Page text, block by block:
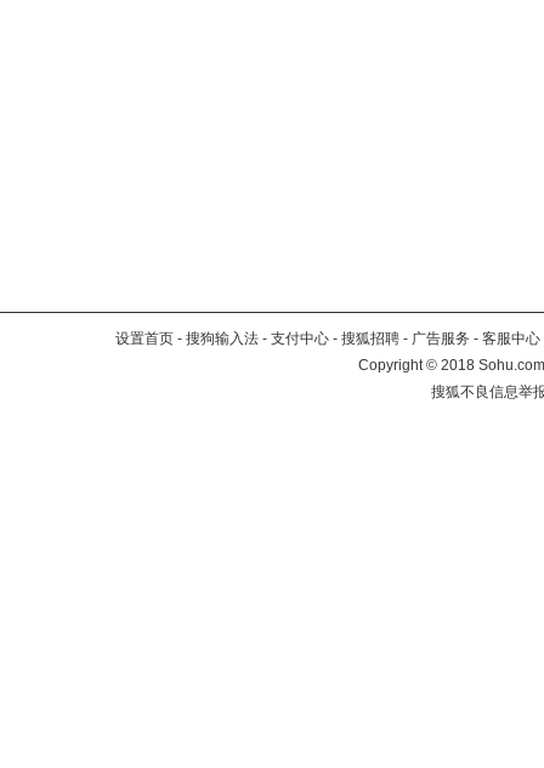
设置首页 - 搜狗输入法 - 支付中心 - 搜狐招聘 - 广告服务 - 客服中心
Copyright©2018
搜狐不良信息举